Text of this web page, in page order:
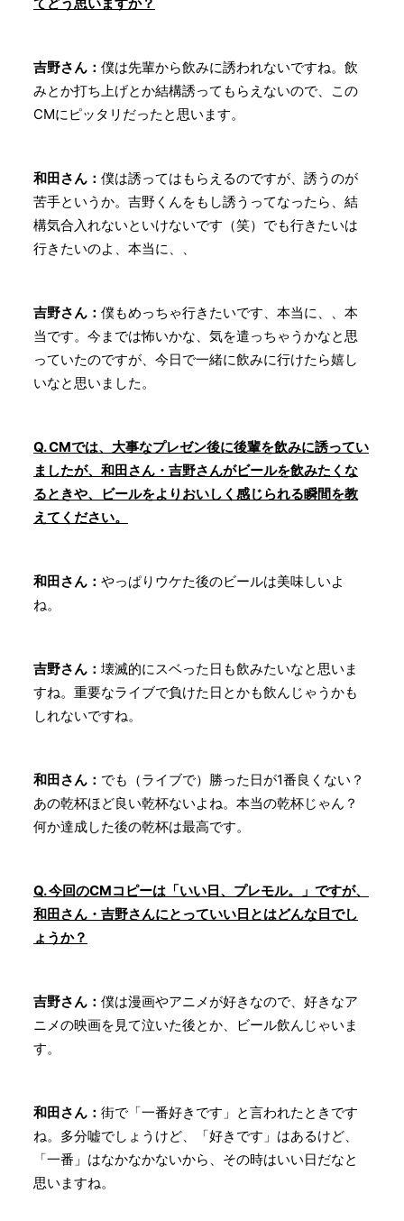
てどう思いますか？
吉野さん： 僕は先輩から飲みに誘われないですね。飲
みとか打ち上げとか結構誘ってもらえないので、この
CMにピッタリだったと思います。
和田さん： 僕は誘ってはもらえるのですが、誘うのが
苦手というか。吉野くんをもし誘うってなったら、結
構気合入れないといけないです（笑）でも行きたいは
行きたいのよ、本当に、、
吉野さん： 僕もめっちゃ行きたいです、本当に、、本
当です。今までは怖いかな、気を遣っちゃうかなと思
っていたのですが、今日で一緒に飲みに行けたら嬉し
いなと思いました。
Q. CMでは、大事なプレゼン後に後輩を飲みに誘ってい
ましたが、和田さん・吉野さんがビールを飲みたくな
るときや、ビールをよりおいしく感じられる瞬間を教
えてください。
和田さん： やっぱりウケた後のビールは美味しいよ
ね。
吉野さん： 壊滅的にスベった日も飲みたいなと思いま
すね。重要なライブで負けた日とかも飲んじゃうかも
しれないですね。
和田さん： でも（ライブで）勝った日が1番良くない？
あの乾杯ほど良い乾杯ないよね。本当の乾杯じゃん？
何か達成した後の乾杯は最高です。
Q. 今回のCMコピーは「いい日、プレモル。」ですが、
和田さん・吉野さんにとっていい日とはどんな日でし
ょうか？
吉野さん： 僕は漫画やアニメが好きなので、好きなア
ニメの映画を見て泣いた後とか、ビール飲んじゃいま
す。
和田さん： 街で「一番好きです」と言われたときです
ね。多分嘘でしょうけど、「好きです」はあるけど、
「一番」はなかなかないから、その時はいい日だなと
思いますね。